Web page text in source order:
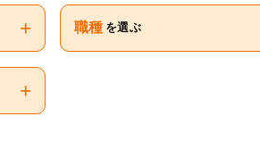
+ 職種 を選ぶ
+